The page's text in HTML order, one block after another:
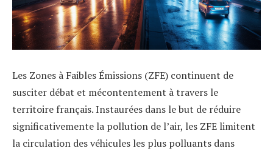
Les Zones à Faibles Émissions (ZFE) continuent de
susciter débat et mécontentement à travers le
territoire français. Instaurées dans le but de réduire
significativemente la pollution de l’air, les ZFE limitent
la circulation des véhicules les plus polluants dans